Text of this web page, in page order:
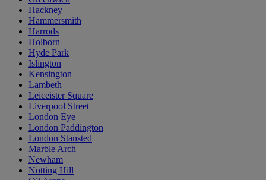
Hackney
Hammersmith
Harrods
Holborn
Hyde Park
Islington
Kensington
Lambeth
Leiceister Square
Liverpool Street
London Eye
London Paddington
London Stansted
Marble Arch
Newham
Notting Hill